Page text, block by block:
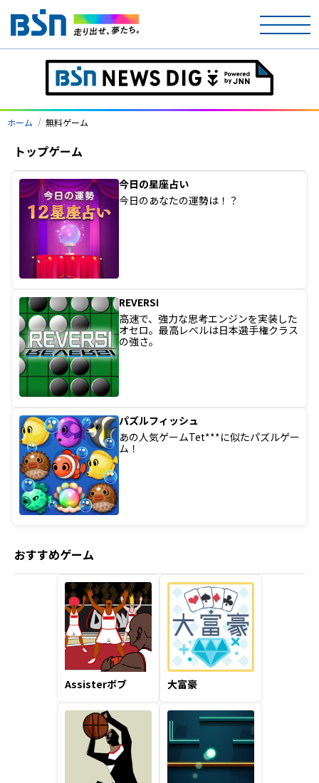
ホーム
テレビ
ラジオ
アナウンサー
イベント
ニュース
天気
プレゼント
コンテンツ・アプリ
キッズ
Well-being
防災・減災
ショッピング
会社概要・ビジョン
お問い合わせ
ホーム 無料ゲーム
トップゲーム
今日の星座占い
今日のあなたの運勢は！？
REVERSI
高速で、強力な思考エンジンを実装した
オセロ。最高レベルは日本選手権クラス
の強さ。
パズルフィッシュ
あの人気ゲームTet***に似たパズルゲー
ム！
おすすめゲーム
Assisterボブ 大富豪